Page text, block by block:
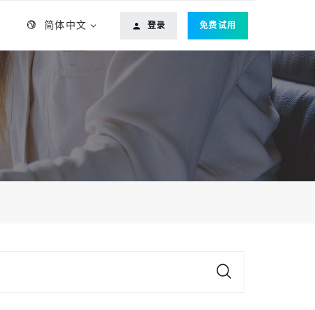
简体中文 登录 免费试用